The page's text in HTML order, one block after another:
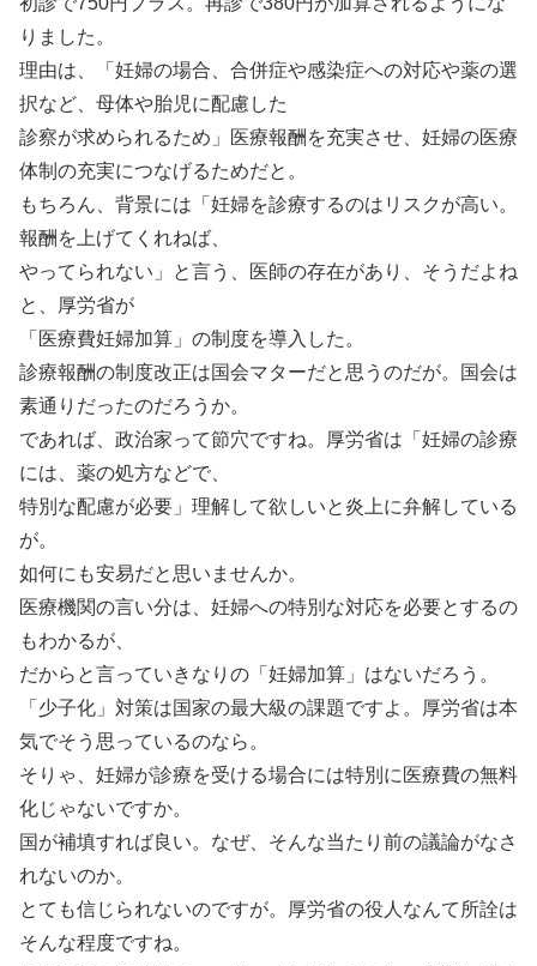
りました。
理由は、「妊婦の場合、合併症や感染症への対応や薬の選
択など、母体や胎児に配慮した
診察が求められるため」医療報酬を充実させ、妊婦の医療
体制の充実につなげるためだと。
もちろん、背景には「妊婦を診療するのはリスクが高い。
報酬を上げてくれねば、
やってられない」と言う、医師の存在があり、そうだよね
と、厚労省が
「医療費妊婦加算」の制度を導入した。
診療報酬の制度改正は国会マターだと思うのだが。国会は
素通りだったのだろうか。
であれば、政治家って節穴ですね。厚労省は「妊婦の診療
には、薬の処方などで、
特別な配慮が必要」理解して欲しいと炎上に弁解している
が。
如何にも安易だと思いませんか。
医療機関の言い分は、妊婦への特別な対応を必要とするの
もわかるが、
だからと言っていきなりの「妊婦加算」はないだろう。
「少子化」対策は国家の最大級の課題ですよ。厚労省は本
気でそう思っているのなら。
そりゃ、妊婦が診療を受ける場合には特別に医療費の無料
化じゃないですか。
国が補填すれば良い。なぜ、そんな当たり前の議論がなさ
れないのか。
とても信じられないのですが。厚労省の役人なんて所詮は
そんな程度ですね。